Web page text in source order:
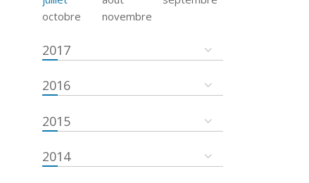
octobre
novembre
2017
2016
2015
2014